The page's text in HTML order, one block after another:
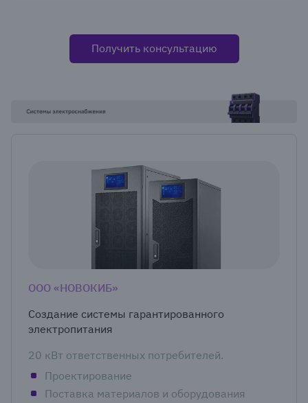
Получить консультацию
ООО «НОВОКИБ»
Создание системы гарантированного
электропитания
20 кВт ответственных потребителей.
Проектирование
Поставка материалов и оборудования